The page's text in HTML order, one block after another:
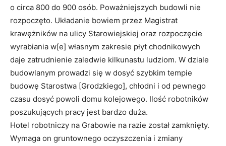
o circa 800 do 900 osób. Poważniejszych budowli nie
rozpoczęto. Układanie bowiem przez Magistrat
krawężników na ulicy Starowiejskiej oraz rozpoczęcie
wyrabiania w[e] własnym zakresie płyt chodnikowych
daje zatrudnienie zaledwie kilkunastu ludziom. W dziale
budowlanym prowadzi się w dosyć szybkim tempie
budowę Starostwa [Grodzkiego], chłodni i od pewnego
czasu dosyć powoli domu kolejowego. Ilość robotników
poszukujących pracy jest bardzo duża.
Hotel robotniczy na Grabowie na razie został zamknięty.
Wymaga on gruntownego oczyszczenia i zmiany